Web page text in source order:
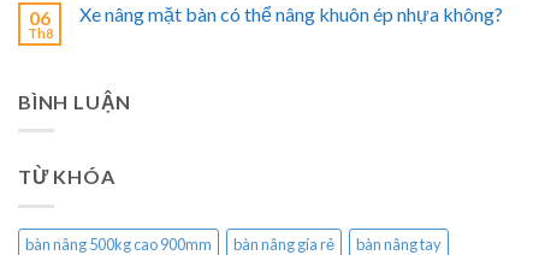
06
Th8
Xe nâng mặt bàn có thể nâng khuôn ép nhựa không?
BÌNH LUẬN
TỪ KHÓA
bàn nâng 500kg cao 900mm bàn nâng gía rẻ
bàn nâng tay